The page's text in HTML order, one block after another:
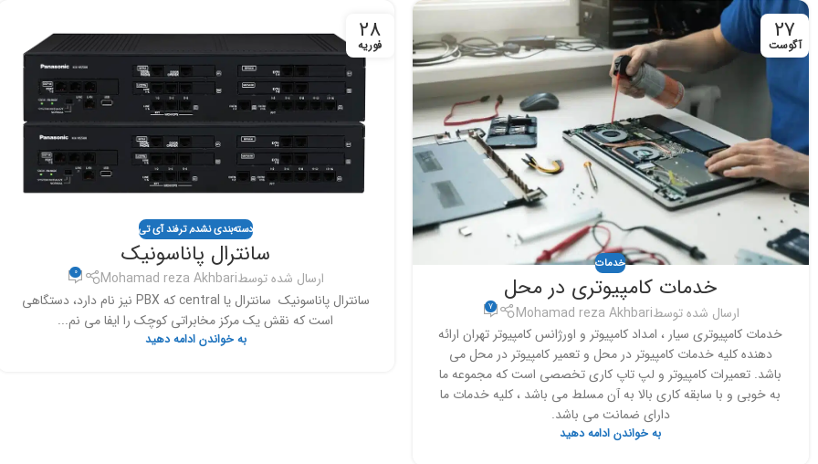
27
آگوست
خدمات
خدمات کامپیوتری در محل
ارسال شده توسطMohamad reza Akhbari
7
خدمات کامپیوتری سیار ، امداد کامپیوتر و اورژانس کامپیوتر تهران ارائه
دهنده کلیه خدمات کامپیوتر در محل و تعمیر کامپیوتر در محل می
باشد. تعمیرات کامپیوتر و لپ تاپ کاری تخصصی است که مجموعه ما
به خوبی و با سابقه کاری بالا به آن مسلط می باشد ، کلیه خدمات ما
دارای ضمانت می باشد.
به خواندن ادامه دهید
28
فوریه
دسته‌بندی نشده,ترفند آی تی
سانترال پاناسونیک
ارسال شده توسطMohamad reza Akhbari
0
سانترال پاناسونیک سانترال یا central که PBX نیز نام دارد، دستگاهی
است که نقش یک مرکز مخابراتی کوچک را ایفا می نم...
به خواندن ادامه دهید